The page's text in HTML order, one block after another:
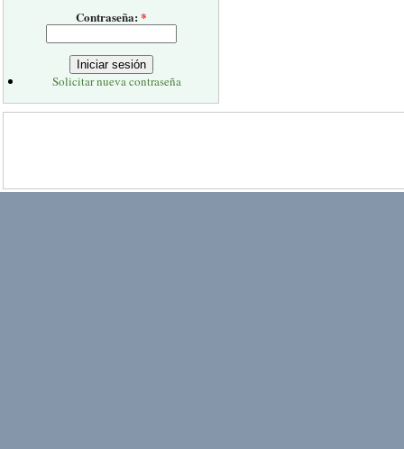
Contraseña:*
Solicitar nueva contraseña